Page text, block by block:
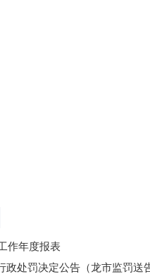
作年度报表
政处罚决定公告（龙市监罚送